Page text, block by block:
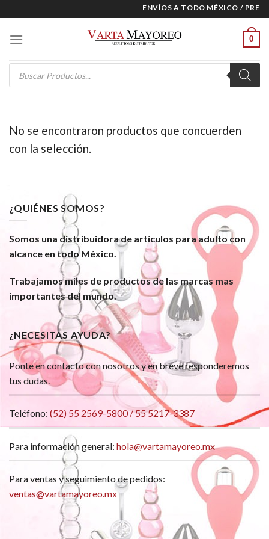
to
content
ENVÍOS A TODO MÉXICO /
0
Products
search
No se encontraron productos que concuerden
con la selección.
¿QUIÉNES SOMOS?
Somos una distribuidora de artículos para adulto con
alcance en todo México.
Trabajamos miles de productos de las marcas mas
importantes del mundo.
¿NECESITAS AYUDA?
Ponte en contacto con nosotros y en breve responderemos
tus dudas.
Teléfono: (52) 55 2569-5800 / 55 5217-3387
Para información general: hola@vartamayoreo.mx
Para ventas y seguimiento de pedidos:
ventas@vartamayoreo.mx